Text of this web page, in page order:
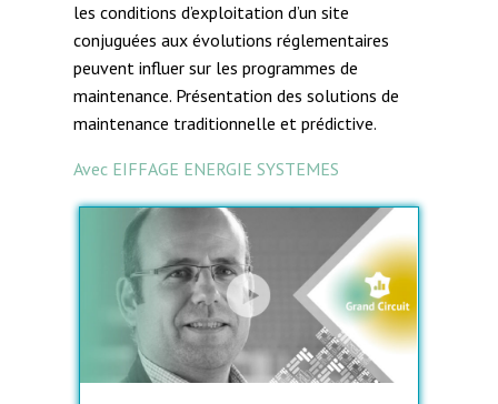
les conditions d’exploitation d’un site
conjuguées aux évolutions réglementaires
peuvent influer sur les programmes de
maintenance. Présentation des solutions de
maintenance traditionnelle et prédictive.
Avec EIFFAGE ENERGIE SYSTEMES